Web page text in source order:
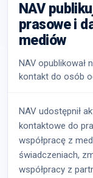
NAV
prasowe i
mediów
NAV
kontakt do osób
NAV udostępnił
kontaktowe do
współpracę z
świadczeniach,
współpracy z